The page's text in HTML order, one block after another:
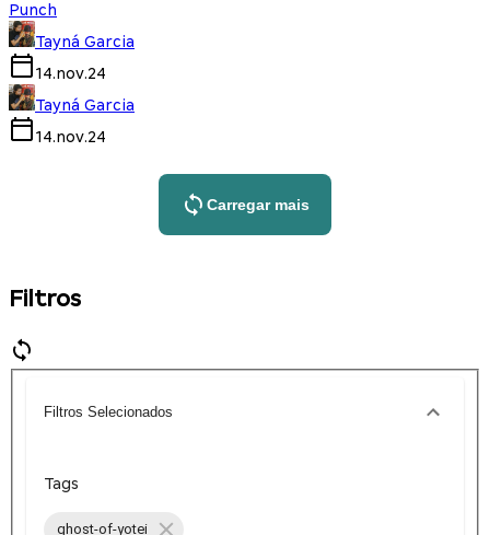
Punch
Tayná Garcia
14.nov.24
Tayná Garcia
14.nov.24
Carregar mais
Filtros
Filtros Selecionados
Tags
ghost-of-yotei